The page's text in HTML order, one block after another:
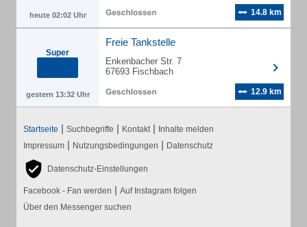
heute 02:02 Uhr 14.8 km
Super
gestern 13:32 Uhr
Freie Tankstelle
Enkenbacher Str. 7
67693 Fischbach
12.9 km
Startseite | Suchbegriffe | Kontakt | Inhalte melden
Impressum | Nutzungsbedingungen | Datenschutz
Datenschutz-Einstellungen
Facebook - Fan werden | Auf Instagram folgen
Über den Messenger suchen